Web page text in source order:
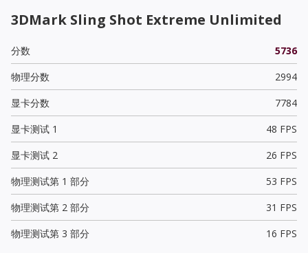
3DMark Sling Shot Extreme Unlimited
分数
5736
物理分数
2994
显卡分数
7784
显卡测试 1
48 FPS
显卡测试 2
26 FPS
物理测试第 1 部分
53 FPS
物理测试第 2 部分
31 FPS
物理测试第 3 部分
16 FPS